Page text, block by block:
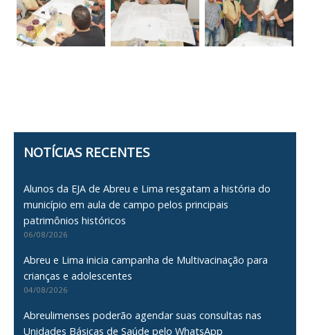
NOTÍCIAS RECENTES
Alunos da EJA de Abreu e Lima resgatam a história do
município em aula de campo pelos principais
patrimônios históricos
06/08/2026
Abreu e Lima inicia campanha de Multivacinação para
crianças e adolescentes
04/08/2026
Abreulimenses poderão agendar suas consultas nas
Unidades Básicas de Saúde pelo WhatsApp